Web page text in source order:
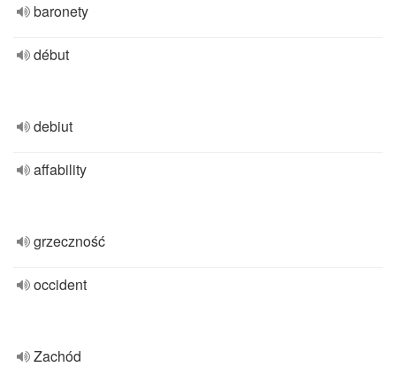
baronety
début
debiut
affability
grzeczność
occident
Zachód